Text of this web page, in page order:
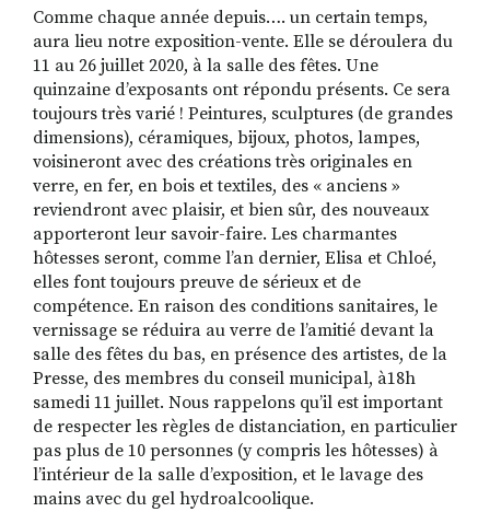
RECHERCHER
S'ABONNER
S'INSCRIRE À LA NEWSLETTER
FACEBOOKINSTAGRAM
LINKEDINYOUTUBE
Comme chaque année depuis…. un certain temps,
aura lieu notre exposition-vente. Elle se déroulera du
11 au 26 juillet 2020, à la salle des fêtes. Une
quinzaine d’exposants ont répondu présents. Ce sera
toujours très varié ! Peintures, sculptures (de grandes
dimensions), céramiques, bijoux, photos, lampes,
voisineront avec des créations très originales en
verre, en fer, en bois et textiles, des « anciens »
reviendront avec plaisir, et bien sûr, des nouveaux
apporteront leur savoir-faire. Les charmantes
hôtesses seront, comme l’an dernier, Elisa et Chloé,
elles font toujours preuve de sérieux et de
compétence. En raison des conditions sanitaires, le
vernissage se réduira au verre de l’amitié devant la
salle des fêtes du bas, en présence des artistes, de la
Presse, des membres du conseil municipal, à18h
samedi 11 juillet. Nous rappelons qu’il est important
de respecter les règles de distanciation, en particulier
pas plus de 10 personnes (y compris les hôtesses) à
l’intérieur de la salle d’exposition, et le lavage des
mains avec du gel hydroalcoolique.